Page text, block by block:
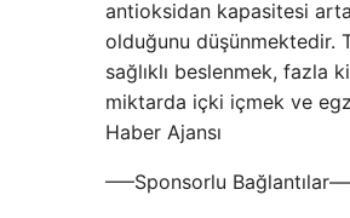
antioksidan kapasitesi
olduğunu düşünmektedir.
sağlıklı beslenmek,
miktarda içki içmek ve
Haber Ajansı
—–Sponsorlu